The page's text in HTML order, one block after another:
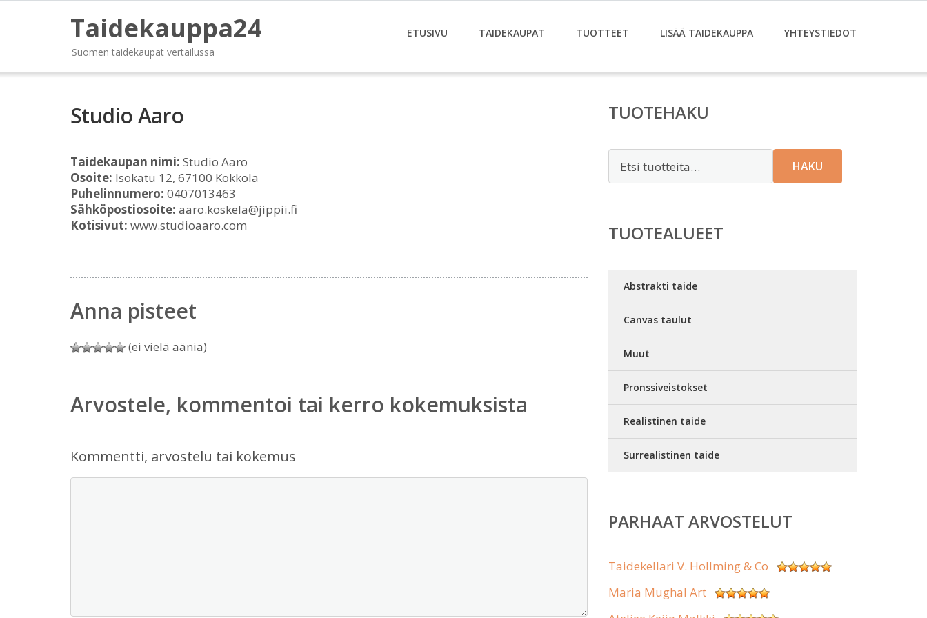
Taidekauppa24
Suomen taidekaupat vertailussa
ETUSIVU TAIDEKAUPAT TUOTTEET LISÄÄ TAIDEKAUPPA YHTEYSTIEDOT
Studio Aaro
Taidekaupan nimi: Studio Aaro
Osoite: Isokatu 12, 67100 Kokkola
Puhelinnumero: 0407013463
Sähköpostiosoite: aaro.koskela@jippii.fi
Kotisivut: www.studioaaro.com
Anna pisteet
(ei vielä ääniä)
Arvostele, kommentoi tai kerro kokemuksista
Kommentti, arvostelu tai kokemus
TUOTEHAKU
HAKU
TUOTEALUEET
Abstrakti taide
Canvas taulut
Muut
Pronssiveistokset
Realistinen taide
Surrealistinen taide
PARHAAT ARVOSTELUT
Taidekellari V. Hollming & Co
Maria Mughal Art